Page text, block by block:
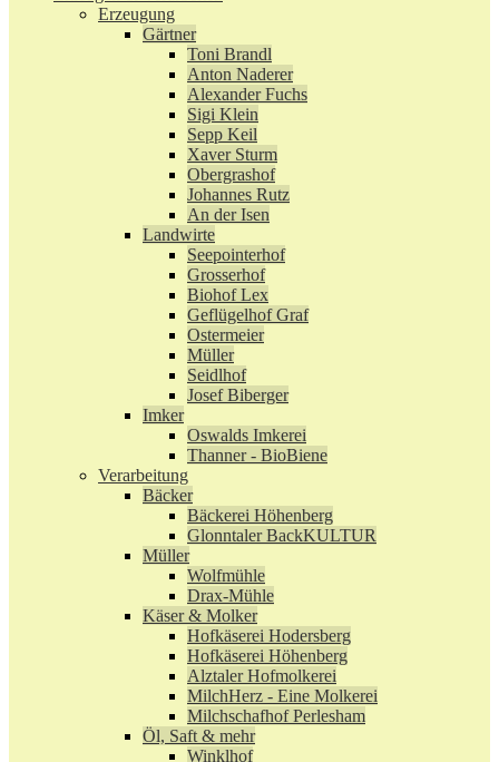
Erzeugung
Gärtner
Toni Brandl
Anton Naderer
Alexander Fuchs
Sigi Klein
Sepp Keil
Xaver Sturm
Obergrashof
Johannes Rutz
An der Isen
Landwirte
Seepointerhof
Grosserhof
Biohof Lex
Geflügelhof Graf
Ostermeier
Müller
Seidlhof
Josef Biberger
Imker
Oswalds Imkerei
Thanner - BioBiene
Verarbeitung
Bäcker
Bäckerei Höhenberg
Glonntaler BackKULTUR
Müller
Wolfmühle
Drax-Mühle
Käser & Molker
Hofkäserei Hodersberg
Hofkäserei Höhenberg
Alztaler Hofmolkerei
MilchHerz - Eine Molkerei
Milchschafhof Perlesham
Öl, Saft & mehr
Winklhof